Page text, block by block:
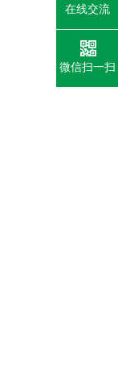
在线交流
微信扫一扫